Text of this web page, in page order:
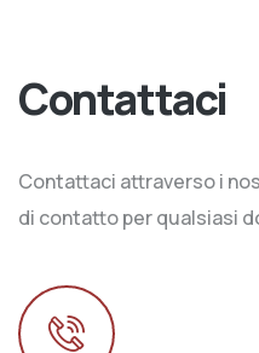
Contattaci
Contattaci attraverso i
di contatto per qualsiasi